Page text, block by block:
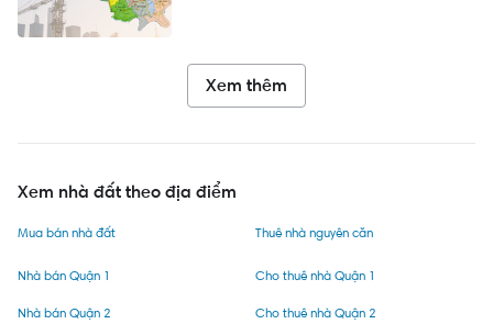
Xem thêm
Xem nhà đất theo địa điểm
Mua bán nhà đất
Nhà bán Quận 1
Nhà bán Quận 2
Thuê nhà nguyên căn
Cho thuê nhà Quận 1
Cho thuê nhà Quận 2